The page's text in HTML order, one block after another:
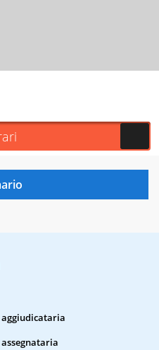
aggiudicataria
assegnataria